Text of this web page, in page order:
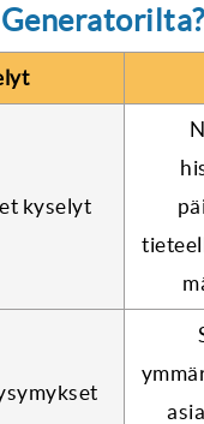
Generatorilta?
kyselyt